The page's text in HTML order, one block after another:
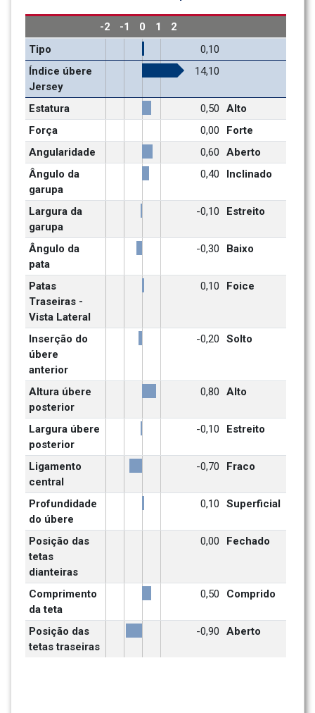
-2 -1 0 1
2
Tipo
0,10
Índice úbere
Jersey
14,10
Estatura 0,50
Alto
Força
0,00
Forte
Angularidade
0,60
Aberto
Ângulo da
garupa
0,40 Inclinado
Largura da
garupa
-0,10 Estreito
Ângulo da
pata
-0,30 Baixo
Patas
Traseiras -
Vista Lateral
0,10 Foice
Inserção do
úbere
anterior
-0,20 Solto
Altura úbere
posterior
0,80 Alto
Largura úbere
posterior
-0,10 Estreito
Ligamento
central
-0,70 Fraco
Profundidade
do úbere
0,10 Superficial
Posição das
tetas
dianteiras
0,00 Fechado
Comprimento
da teta
0,50 Comprido
Posição das
tetas traseiras
-0,90 Aberto